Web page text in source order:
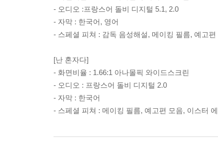
- 오디오 :프랑스어 돌비 디지털 5.1, 2.0
- 자막 : 한국어, 영어
- 스페셜 피쳐 : 감독 음성해설, 메이킹 필름, 예고편
[난 혼자다]
- 화면비율 : 1.66:1 아나몰픽 와이드스크린
- 오디오 : 프랑스어 돌비 디지털 2.0
- 자막 : 한국어
- 스페셜 피쳐 : 메이킹 필름, 예고편 모음, 이스터